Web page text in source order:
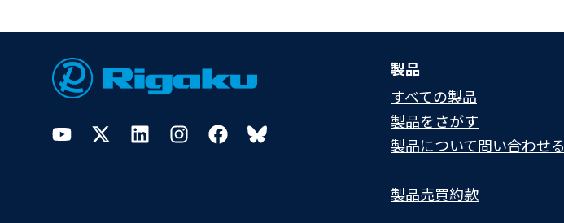
Footer
YouTubeTwitterLinkedInInstagramFacebookBluesky
製品
すべての製品
製品をさがす
製品について問い合わせる​
製品売買約款